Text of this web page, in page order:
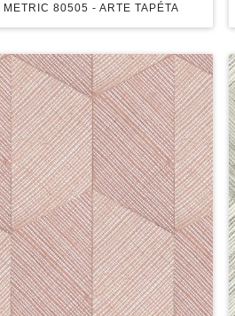
METRIC 80505 - ARTE TAPÉTA